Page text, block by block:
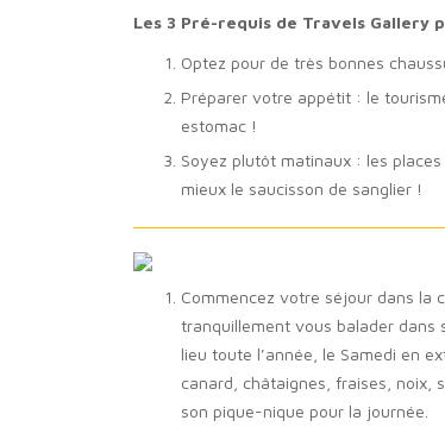
Les 3 Pré-requis de Travels
Optez pour de très bonnes
Préparer votre appétit : le
estomac !
Soyez plutôt matinaux : les
mieux le saucisson de sanglier !
Commencez votre séjour dans la
tranquillement vous balader dans
lieu toute l’année, le Samedi en
canard, châtaignes, fraises, noix,
son pique-nique pour la journée.